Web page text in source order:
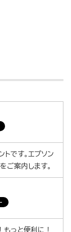
トです。エプソン
ご案内します。
もっと便利に！